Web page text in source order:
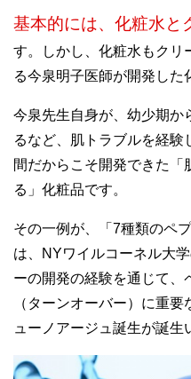
基本的には、化粧水と
す。しかし、化粧水もクリ
る今泉明子医師が開発した
今泉先生自身が、幼少期か
るなど、肌トラブルを経験
間だからこそ開発できた「
る」化粧品です。
その一例が、「7種類のペ
は、NYワイルコーネル大
ーの開発の経験を通じて、
（ターンオーバー）に重
ューノアージュ誕生が誕生